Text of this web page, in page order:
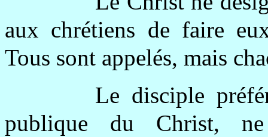
aux chrétiens de faire
Tous sont appelés, mais
Le disciple
publique du Christ,